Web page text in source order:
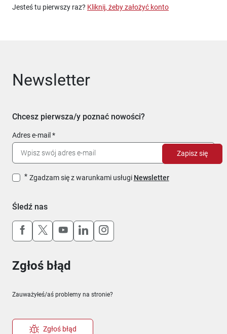
Jesteś tu pierwszy raz? Kliknij, żeby założyć konto
Newsletter
Chcesz pierwsza/y poznać nowości?
Adres e-mail
Zgadzam się z warunkami usługi Newsletter
Zapisz się
Śledź nas
Uwaga, link otworzy się w nowym oknie
Uwaga, link otworzy się w nowym oknie
Uwaga, link otworzy się w nowym
Uwaga, link otworzy się w
Uwaga, link otworzy się w
Zgłoś błąd
Zauważyłeś/aś problemy na stronie?
Zgłoś błąd